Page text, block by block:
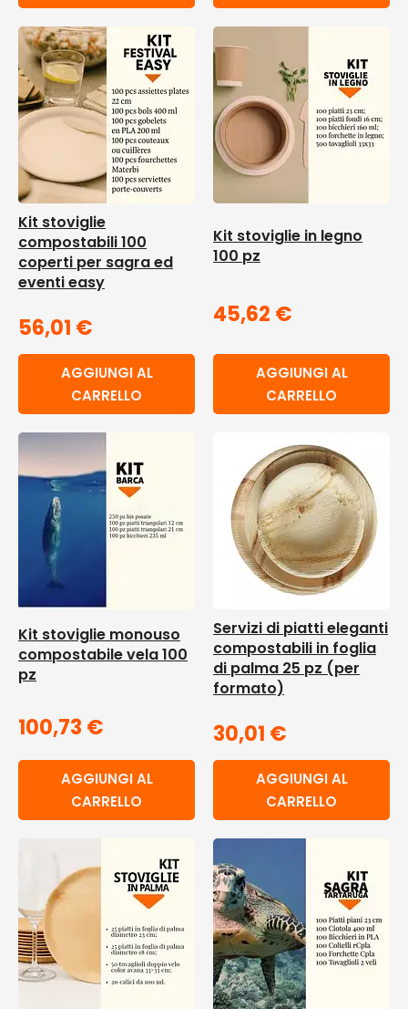
Kit stoviglie
compostabili 100
coperti per sagra ed
eventi easy
56,01 €
AGGIUNGI AL
CARRELLO
Kit stoviglie in legno
100 pz
45,62 €
AGGIUNGI AL
CARRELLO
Kit stoviglie monouso
compostabile vela 100
pz
100,73 €
AGGIUNGI AL
CARRELLO
Servizi di piatti eleganti
compostabili in foglia
di palma 25 pz (per
formato)
30,01 €
AGGIUNGI AL
CARRELLO